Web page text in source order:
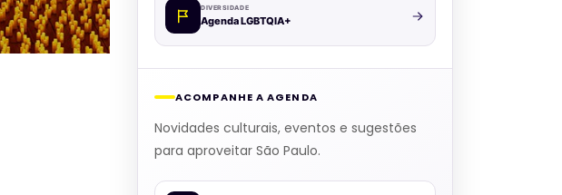
DIVERSIDADE
Agenda LGBTQIA+
ACOMPANHE A AGENDA
Novidades culturais, eventos e sugestões
para aproveitar São Paulo.